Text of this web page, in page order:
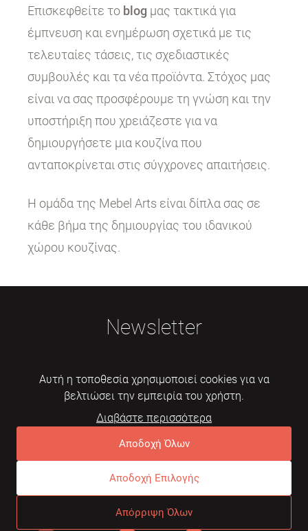
Επισκεφθείτε το blog μας τακτικά για
έμπνευση και ενημέρωση σχετικά με τις
τελευταίες τάσεις, τις σχεδιαστικές
συμβουλές και τα νέα προϊόντα. Στόχος μας
είναι να σας προσφέρουμε τη γνώση και την
υποστήριξη που χρειάζεστε για να
δημιουργήσετε μια κουζίνα που
ανταποκρίνεται στις σύγχρονες απαιτήσεις.
Η ομάδα της Mebel Arts είναι δίπλα σας σε
κάθε βήμα της δημιουργίας του ιδανικού
χώρου κουζίνας.
Newsletter
Εγγραφή
Συχνές ερωτήσειςΌροι χρήσης
Αυτή η τοποθεσία χρησιμοποιεί cookies για να
βελτιώσει την εμπειρία του χρήστη.
Διαβάστε περισσότερα
Αποδοχή Όλων
Αποδοχή Επιλογής
Απόρριψη Όλων